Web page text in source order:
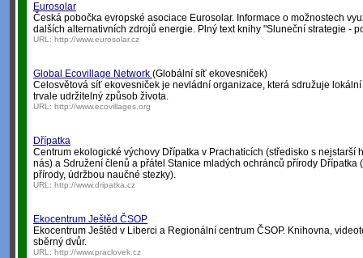
Eurosolar
Česká pobočka evropské asociace Eurosolar. Informace o možnostech
dalších alternativních zdrojů energie. Plný text knihy "Sluneční strategie -
URL: http://www.eurosolar.cz
Global Ecovillage Network (Globální síť ekovesniček)
Celosvětová síť ekovesniček je nevládní organizace, která sdružuje
trvale udržitelný způsob života.
URL: http://www.ecovillages.org
Dřípatka
Centrum ekologické výchovy Dřípatka v Prachaticích (středisko s nejstarší
nás) a Sdružení členů a přátel Stanice mladých ochránců přírody Dřípatka
přírody, údržbou naučné stezky).
URL: http://www.dripatka.cz
Ekocentrum Ještěd ČSOP
Ekocentrum Ještěd v Liberci a Regionální centrum ČSOP. Knihovna,
sběrný dvůr.
URL: http://www.praclovek.cz